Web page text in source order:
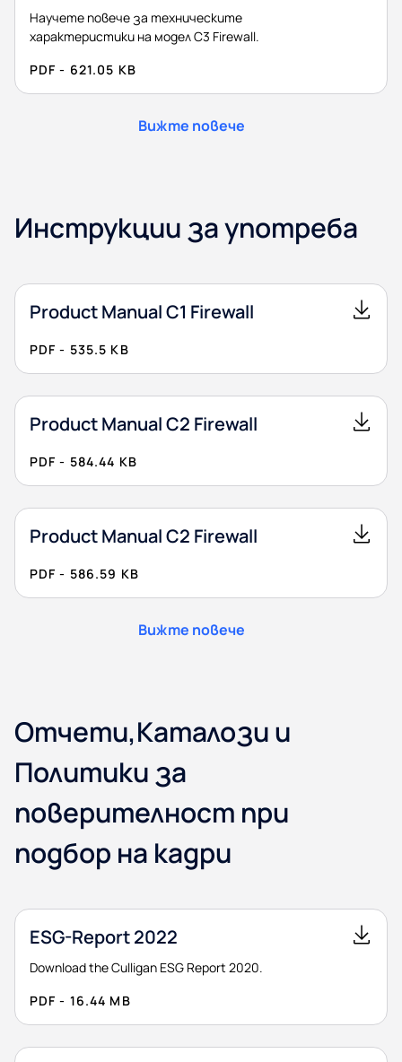
Научете повече за техническите
характеристики на модел C3 Firewall.
PDF - 621.05 KB
Вижте повече
Инструкции за употреба
Product Manual C1 Firewall
PDF - 535.5 KB
Product Manual C2 Firewall
PDF - 584.44 KB
Product Manual C2 Firewall
PDF - 586.59 KB
Вижте повече
Отчети,Каталози и
Политики за
поверителност при
подбор на кадри
ESG-Report 2022
Download the Culligan ESG Report 2020.
PDF - 16.44 MB